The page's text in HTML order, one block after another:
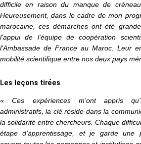
difficile en raison du manque de
Heureusement, dans le cadre de mon
marocaine, ces démarches ont été
l'appui de l'équipe de coopération
l'Ambassade de France au Maroc. Leur
mobilité scientifique entre nos deux pays
Les leçons tirées
« Ces expériences m'ont appris
administratifs, la clé réside dans la
la solidarité entre chercheurs. Chaque
étape d'apprentissage, et je garde une